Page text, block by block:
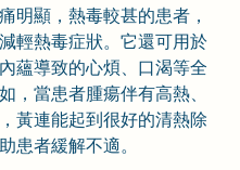
明顯，熱毒較甚的患者，
輕熱毒症狀。它還可用於
蘊導致的心煩、口渴等全
，當患者腫瘍伴有高熱、
黃連能起到很好的清熱除
患者緩解不適。